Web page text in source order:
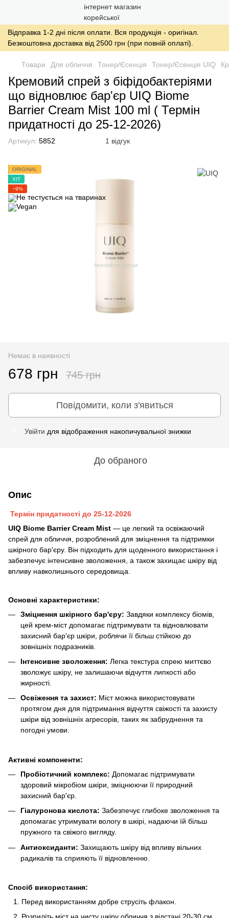
Відправка 1-2 дні після оплати. Вся продукція - оригінал.
Безкоштовна доставка від 2500 грн (при повній оплаті).
Товари Для обличчя Тонер/Єсенція Тонер/Єсенція UIQ
Кремовий спрей з біфідобактеріями
що відновлює бар'єр UIQ Biome
Barrier Cream Mist 100 ml ( Термін
придатності до 25-12-2026)
Артикул: 5852 1 відгук
ORIGINAL
ХІТ
−9%
Немає в наявності
678 грн 745 грн
Повідомити, коли з'явиться
Увійти для відображення накопичувальної знижки
До обраного
Опис
Термін придатності до 25-12-2026
UIQ Biome Barrier Cream Mist — це легкий та освіжаючий
спрей для обличчя, розроблений для зміцнення та підтримки
шкірного бар'єру. Він підходить для щоденного використання і
забезпечує інтенсивне зволоження, а також захищає шкіру від
впливу навколишнього середовища.
Основні характеристики:
Зміцнення шкірного бар'єру: Завдяки комплексу біомів,
цей крем-міст допомагає підтримувати та відновлювати
захисний бар'єр шкіри, роблячи її більш стійкою до
зовнішніх подразників.
Інтенсивне зволоження: Легка текстура спрею миттєво
зволожує шкіру, не залишаючи відчуття липкості або
жирності.
Освіження та захист: Міст можна використовувати
протягом дня для підтримання відчуття свіжості та захисту
шкіри від зовнішніх агресорів, таких як забруднення та
погодні умови.
Активні компоненти:
Пробіотичний комплекс: Допомагає підтримувати
здоровий мікробіом шкіри, зміцнюючи її природний
захисний бар'єр.
Гіалуронова кислота: Забезпечує глибоке зволоження та
допомагає утримувати вологу в шкірі, надаючи їй більш
пружного та свіжого вигляду.
Антиоксиданти: Захищають шкіру від впливу вільних
радикалів та сприяють її відновленню.
Спосіб використання:
Перед використанням добре струсіть флакон.